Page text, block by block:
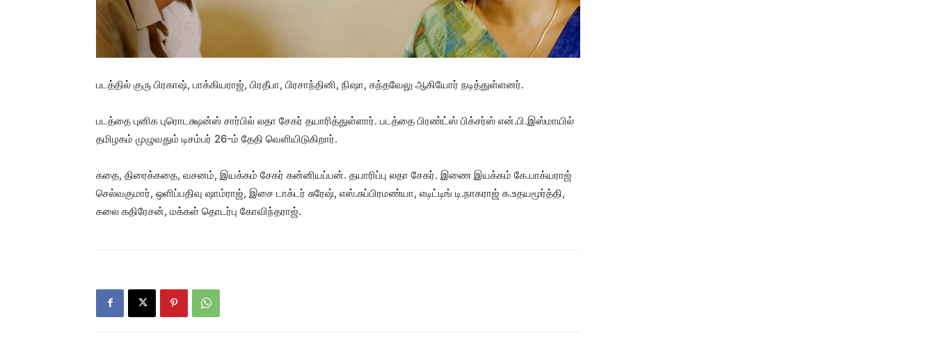
படத்தில் குரு பிரகாஷ், பாக்கியராஜ், பிரதீபா, பிரசாந்தினி, நிஷா, கந்தவேலு ஆகியோர் நடித்துள்ளனர்.
படத்தை புனிக புரொடக்ஷன்ஸ் சார்பில் லதா சேகர் தயாரித்துள்ளார். படத்தை பிரண்ட்ஸ் பிக்சர்ஸ் என்.பி.இஸ்மாயில்
தமிழகம் முழுவதும் டிசம்பர் 26-ம் தேதி வெளியிடுகிறார்.
கதை, திரைக்கதை, வசனம், இயக்கம் சேகர் கன்னியப்பன். தயாரிப்பு லதா சேகர். இணை இயக்கம் கே.பாக்யராஜ்
செல்வகுமார், ஒளிப்பதிவு ஷாம்ராஜ், இசை டாக்டர் சுரேஷ், எஸ்.சுப்பிரமண்யா, எடிட்டிங் டி.நாகராஜ் க.உதயமூர்த்தி,
கலை கதிரேசன், மக்கள் தொடர்பு கோவிந்தராஜ்.